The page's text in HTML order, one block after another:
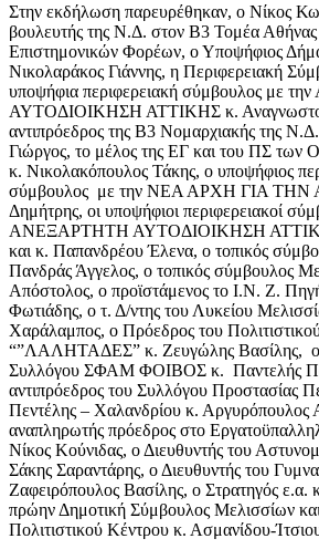
Στην εκδήλωση παρευρέθηκαν, ο Νίκος
βουλευτής της Ν.Δ. στον Β3 Τομέα
Επιστημονικών Φορέων, ο Υποψήφιος
Νικολαράκος Γιάννης, η Περιφερειακή
υποψήφια περιφερειακή σύμβουλος με
ΑΥΤΟΔΙΟΙΚΗΣΗ ΑΤΤΙΚΗΣ κ.
αντιπρόεδρος της Β3 Νομαρχιακής της
Γιώργος, το μέλος της ΕΓ και του ΠΣ των
κ. Νικολακόπουλος Τάκης, ο υποψήφιος
σύμβουλος με την ΝΕΑ ΑΡΧΗ ΓΙΑ ΤΗΝ
Δημήτρης, οι υποψήφιοι περιφερειακοί
ΑΝΕΞΑΡΤΗΤΗ ΑΥΤΟΔΙΟΙΚΗΣΗ
και κ. Παπανδρέου Έλενα, ο τοπικός
Πανδράς Άγγελος, ο τοπικός σύμβουλος
Απόστολος, ο προϊστάμενος το Ι.Ν. Ζ.
Φωτιάδης, ο τ. Δ/ντης του Λυκείου
Χαράλαμπος, ο Πρόεδρος του
“”ΛΑΛΗΤΑΔΕΣ” κ. Ζευγώλης Βασίλης, ο
Συλλόγου ΣΦΑΜ ΦΟΙΒΟΣ κ. Παντελής
αντιπρόεδρος του Συλλόγου Προστασίας
Πεντέλης – Χαλανδρίου κ. Αργυρόπουλος
αναπληρωτής πρόεδρος στο
Νίκος Κούνιδας, ο Διευθυντής του
Σάκης Σαραντάρης, ο Διευθυντής του
Ζαφειρόπουλος Βασίλης, ο Στρατηγός ε.α.
πρώην Δημοτική Σύμβουλος Μελισσίων
Πολιτιστικού Κέντρου κ. Ασμανίδου-